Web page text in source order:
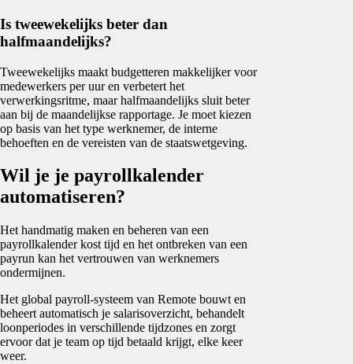
Is tweewekelijks beter dan
halfmaandelijks?
Tweewekelijks maakt budgetteren makkelijker voor
medewerkers per uur en verbetert het
verwerkingsritme, maar halfmaandelijks sluit beter
aan bij de maandelijkse rapportage. Je moet kiezen
op basis van het type werknemer, de interne
behoeften en de vereisten van de staatswetgeving.
Wil je je payrollkalender
automatiseren?
Het handmatig maken en beheren van een
payrollkalender kost tijd en het ontbreken van een
payrun kan het vertrouwen van werknemers
ondermijnen.
Het global payroll-systeem van Remote bouwt en
beheert automatisch je salarisoverzicht, behandelt
loonperiodes in verschillende tijdzones en zorgt
ervoor dat je team op tijd betaald krijgt, elke keer
weer.